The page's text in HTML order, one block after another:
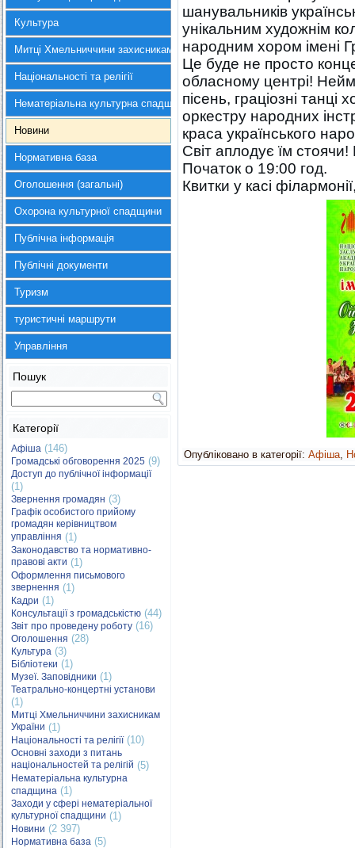
Культура
Митці Хмельниччини захисникам України
Національності та релігії
Нематеріальна культурна спадщина
Новини
Нормативна база
Оголошення (загальні)
Охорона культурної спадщини
Публічна інформація
Публічні документи
Туризм
туристичні маршрути
Управління
Пошук
Категорії
Афіша (146)
Громадські обговорення 2025 (9)
Доступ до публічної інформації
(1)
Звернення громадян (3)
Графік особистого прийому
громадян керівництвом
управління (1)
Законодавство та нормативно-
правові акти (1)
Оформлення письмового
звернення (1)
Кадри (1)
Консультації з громадськістю (44)
Звіт про проведену роботу (16)
Оголошення (28)
Культура (3)
Бібліотеки (1)
Музеї. Заповідники (1)
Театрально-концертні установи
(1)
Митці Хмельниччини захисникам
України (1)
Національності та релігії(10)
Основні заходи з питань
національностей та релігій (5)
Нематеріальна культурна
спадщина (1)
Заходи у сфері нематеріальної
культурної спадщини (1)
Новини (2 397)
Нормативна база (5)
шанувальників
унікальним художнім
народним хором імені
Це буде не просто
обласному центрі!
пісень, граціозні танці
оркестру народних
краса українського
Світ аплодує їм стоячи!
Початок о 19:00 год.
Квитки у касі
Опубліковано в категорії: Афіша,